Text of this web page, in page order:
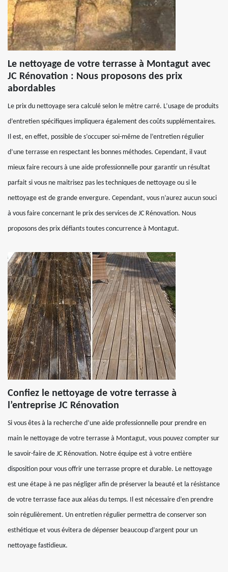
Le nettoyage de votre terrasse à Montagut avec
JC Rénovation : Nous proposons des prix
abordables
Le prix du nettoyage sera calculé selon le mètre carré. L’usage de produits
d’entretien spécifiques impliquera également des coûts supplémentaires.
Il est, en effet, possible de s’occuper soi-même de l’entretien régulier
d’une terrasse en respectant les bonnes méthodes. Cependant, il vaut
mieux faire recours à une aide professionnelle pour garantir un résultat
parfait si vous ne maitrisez pas les techniques de nettoyage ou si le
nettoyage est de grande envergure. Cependant, vous n’aurez aucun souci
à vous faire concernant le prix des services de JC Rénovation. Nous
proposons des prix défiants toutes concurrence à Montagut.
Confiez le nettoyage de votre terrasse à
l’entreprise JC Rénovation
Si vous êtes à la recherche d’une aide professionnelle pour prendre en
main le nettoyage de votre terrasse à Montagut, vous pouvez compter sur
le savoir-faire de JC Rénovation. Notre équipe est à votre entière
disposition pour vous offrir une terrasse propre et durable. Le nettoyage
est une étape à ne pas négliger afin de préserver la beauté et la résistance
de votre terrasse face aux aléas du temps. Il est nécessaire d’en prendre
soin régulièrement. Un entretien régulier permettra de conserver son
esthétique et vous évitera de dépenser beaucoup d’argent pour un
nettoyage fastidieux.